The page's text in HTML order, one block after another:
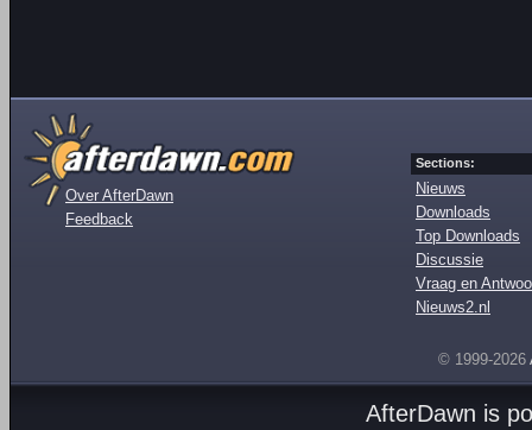
Over AfterDawn
Feedback
Sections:
Nieuws
Downloads
Top Downloads
Discussie
Vraag en
Nieuws2.nl
© 1999-2026
AfterDawn is